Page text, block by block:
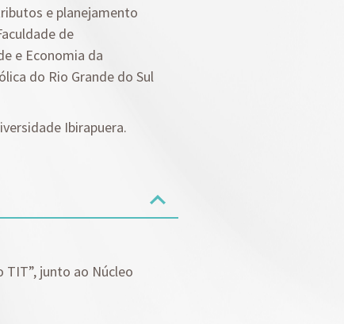
e planejamento
de
e Economia da
do Rio Grande do Sul
Ibirapuera.
junto ao Núcleo